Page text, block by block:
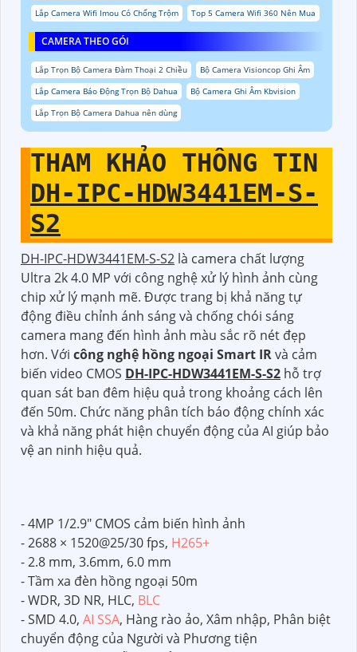
Lắp Camera Wifi Imou Có Chống Trộm
Top 5 Camera Wifi 360 Nên Mua
CAMERA THEO GÓI
Lắp Trọn Bộ Camera Đàm Thoại 2 Chiều
Bộ Camera Visioncop Ghi Âm
Lắp Camera Báo Động Trọn Bộ Dahua
Bộ Camera Ghi Âm Kbvision
Lắp Trọn Bộ Camera Dahua nên dùng
THAM KHẢO THÔNG TIN
DH-IPC-HDW3441EM-S-
S2
DH-IPC-HDW3441EM-S-S2 là camera chất lượng
Ultra 2k 4.0 MP với công nghệ xử lý hình ảnh cùng
chip xử lý mạnh mẽ. Được trang bị khả năng tự
động điều chỉnh ánh sáng và chống chói sáng
camera mang đến hình ảnh màu sắc rõ nét đẹp
hơn. Với công nghệ hồng ngoại Smart IRvà cảm
biến video CMOS DH-IPC-HDW3441EM-S-S2 hỗ trợ
quan sát ban đêm hiệu quả trong khoảng cách lên
đến 50m. Chức năng phân tích báo động chính xác
và khả năng phát hiện chuyển động của AI giúp bảo
vệ an ninh hiệu quả.
- 4MP 1/2.9" CMOS cảm biến hình ảnh
- 2688 × 1520@25/30 fps, H265+
- 2.8 mm, 3.6mm, 6.0 mm
- Tầm xa đèn hồng ngoại 50m
- WDR, 3D NR, HLC, BLC
- SMD 4.0, AI SSA, Hàng rào ảo, Xâm nhập, Phân biệt
chuyển động của Người và Phương tiện